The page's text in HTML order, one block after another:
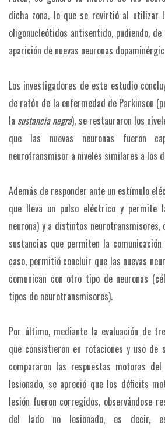
dicha zona, lo que se revirtió al utilizar
oligonucleótidos antisentido, pudiendo,
aparición de nuevas neuronas
Los investigadores de este estudio
de ratón de la enfermedad de Parkinson
la sustancia negra), se restauraron los
que las nuevas neuronas fueron
neurotransmisor a niveles similares a los
Además de responder ante un estímulo
que lleva un pulso eléctrico y permite
neurona) y a distintos neurotransmisores,
sustancias que permiten la
caso, permitió concluir que las nuevas
comunican con otro tipo de neuronas
tipos de neurotransmisores).
Por último, mediante la evaluación de
que consistieron en rotaciones y uso de
compararon las respuestas motoras
lesionado, se apreció que los déficits
lesión fueron corregidos, observándose
del lado no lesionado, es decir,